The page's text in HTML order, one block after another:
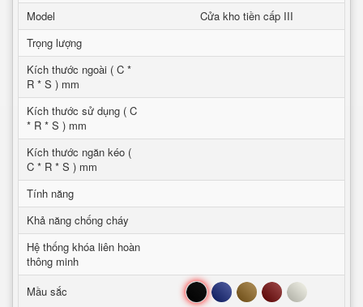
Model
Cửa kho tiền cấp III
Trọng lượng
Kích thước ngoài ( C *
R * S ) mm
Kích thước sử dụng ( C
* R * S ) mm
Kích thước ngăn kéo (
C * R * S ) mm
Tính năng
Khả năng chống cháy
Hệ thống khóa liên hoàn
thông minh
Mầu sắc
Đen Xanh Nâu Đỏ Trắng